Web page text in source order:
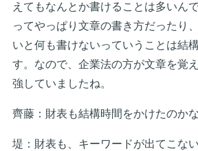
えてもなんとか書けることは多いん
ってやっぱり文章の書き方だったり
いと何も書けないっていうことは結
す。なので、企業法の方が文章を覚
強していましたね。
齊藤：財表も結構時間をかけたのか
堤：財表も、キーワードが出てこな